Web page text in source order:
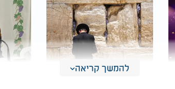
להמשך קריאה